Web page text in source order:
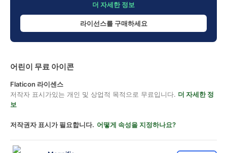
더 자세한 정보
라이선스를 구매하세요
어린이 무료 아이콘
Flaticon 라이센스
저작자 표시가있는 개인 및 상업적 목적으로 무료입니다. 더 자세한 정
보
저작권자 표시가 필요합니다. 어떻게 속성을 지정하나요?